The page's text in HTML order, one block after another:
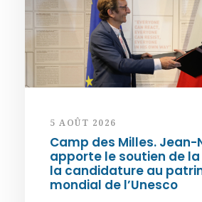
5 AOÛT 2026
Camp des Milles. Jean-
apporte le soutien de la
la candidature au
mondial de l’Unesco